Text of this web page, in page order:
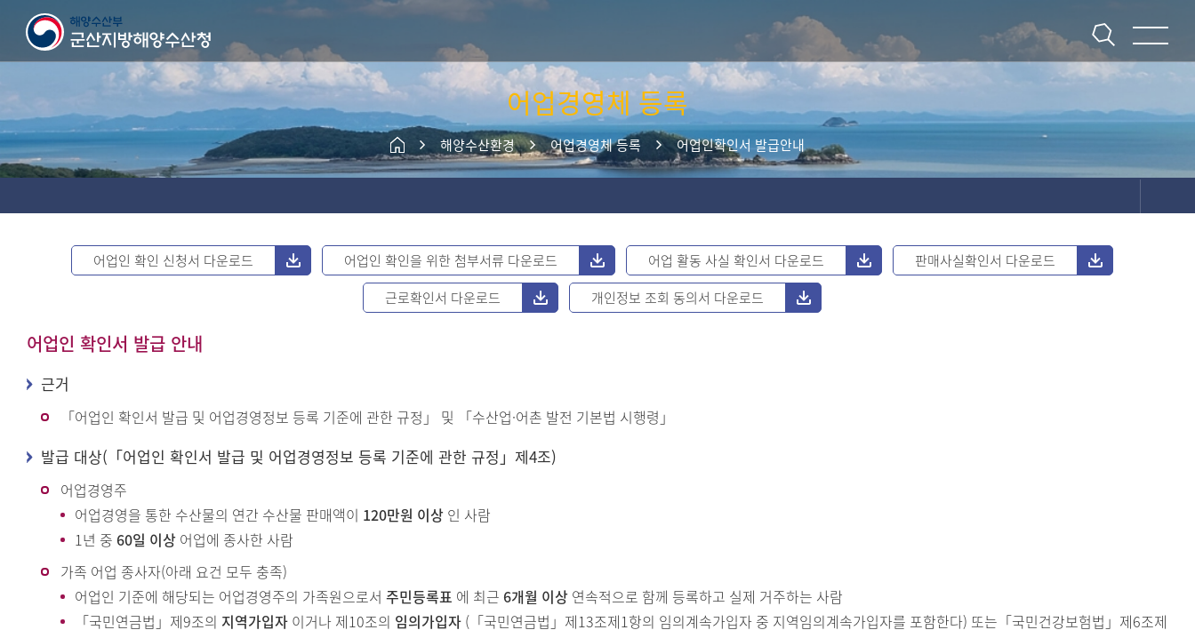
어업경영체 등록
해양수산환경 어업경영체 등록 어업인확인서 발급안내
어업인 확인 신청서 다운로드 어업인 확인을 위한 첨부서류 다운로드 어업 활동 사실 확인서 다운로드
판매사실확인서 다운로드
근로확인서 다운로드
개인정보 조회 동의서 다운로드
어업인 확인서 발급 안내
근거
「어업인 확인서 발급 및 어업경영정보 등록 기준에 관한 규정」 및 「수산업·어촌 발전 기본법 시행령」
발급 대상(「어업인 확인서 발급 및 어업경영정보 등록 기준에 관한 규정」제4조)
어업경영주
어업경영을 통한 수산물의 연간 수산물 판매액이 120만원 이상 인 사람
1년 중 60일 이상 어업에 종사한 사람
가족 어업 종사자(아래 요건 모두 충족)
어업인 기준에 해당되는 어업경영주의 가족원으로서 주민등록표 에 최근 6개월 이상 연속적으로 함께 등록하고 실제 거주하는 사람
「국민연금법」제9조의 지역가입자 이거나 제10조의 임의가입자 (「국민연금법」제13조제1항의 임의계속가입자 중 지역임의계속가입자를 포함한다) 또는「국민건강보험법」제6조제